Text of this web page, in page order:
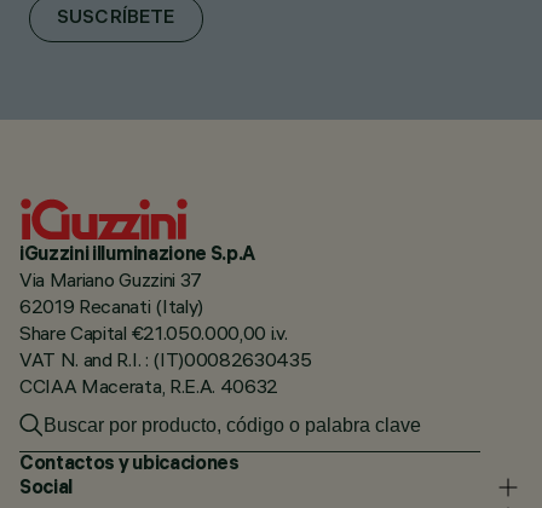
SUSCRÍBETE
iGuzzini illuminazione S.p.A
Via Mariano Guzzini 37
62019 Recanati (Italy)
Share Capital €21.050.000,00 i.v.
VAT N. and R.I. : (IT)00082630435
CCIAA Macerata, R.E.A. 40632
Contactos y ubicaciones
Social